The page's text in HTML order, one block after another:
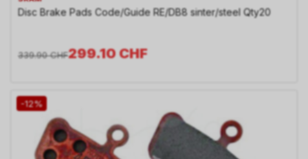
Disc Brake Pads Code/Guide RE/DB8 sinter/steel Qty20
299.10CHF
339.90 CHF
-12%